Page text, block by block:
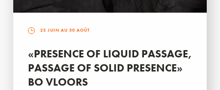
25 JUIN AU 30 AOÛT
«PRESENCE OF LIQUID PASSAGE,
PASSAGE OF SOLID PRESENCE»
BO VLOORS